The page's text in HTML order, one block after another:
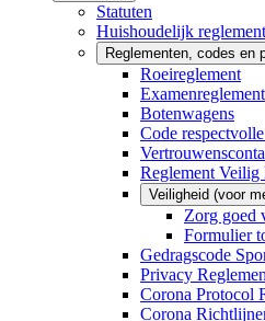
Statuten
Huishoudelijk reglement
Reglementen, codes en
Roeireglement
Examenreglement
Botenwagens
Code
Reglement Veilig
Veiligheid (voor
Zorg goed
Formulier
Gedragscode
Privacy
Corona Protocol
Corona